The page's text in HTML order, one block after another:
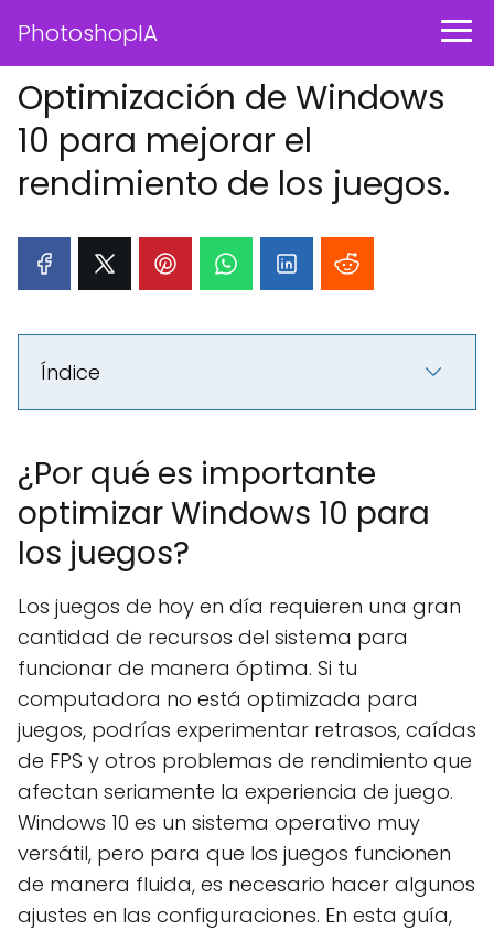
PhotoshopIA
Optimización de Windows
10 para mejorar el
rendimiento de los juegos.
Índice
¿Por qué es importante
optimizar Windows 10 para
los juegos?
Los juegos de hoy en día requieren una gran
cantidad de recursos del sistema para
funcionar de manera óptima. Si tu
computadora no está optimizada para
juegos, podrías experimentar retrasos, caídas
de FPS y otros problemas de rendimiento que
afectan seriamente la experiencia de juego.
Windows 10 es un sistema operativo muy
versátil, pero para que los juegos funcionen
de manera fluida, es necesario hacer algunos
ajustes en las configuraciones. En esta guía,